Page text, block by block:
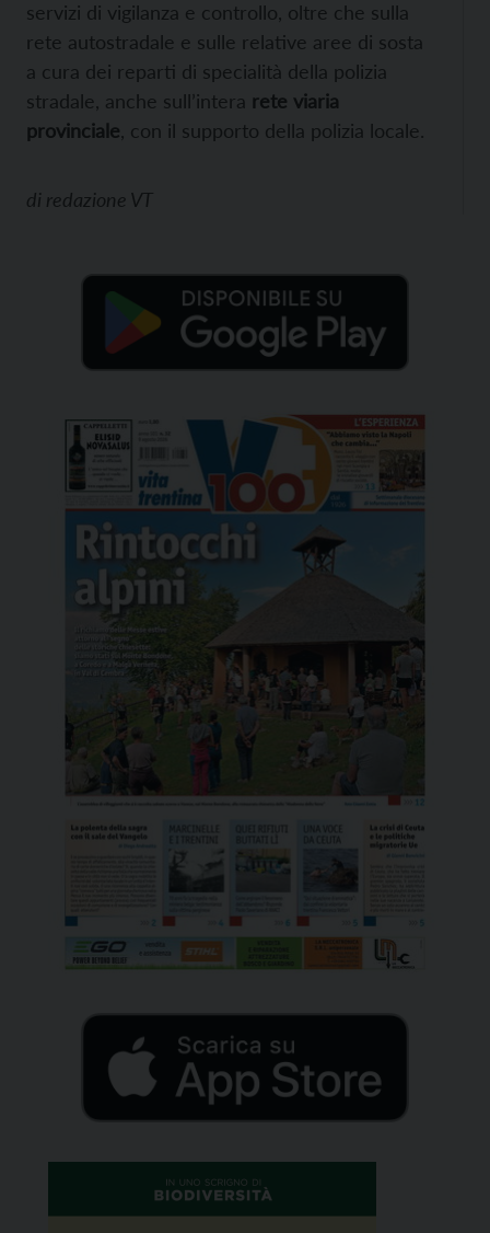
servizi di vigilanza e controllo, oltre che sulla
rete autostradale e sulle relative aree di sosta
a cura dei reparti di specialità della polizia
stradale, anche sull’intera rete viaria
provinciale , con il supporto della polizia locale.
di redazione VT